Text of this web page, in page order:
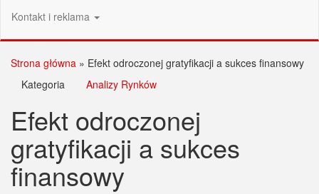
Kontakt i reklama
Strona główna » Efekt odroczonej gratyfikacji a sukces finansowy
Kategoria
Analizy Rynków
Efekt odroczonej
gratyfikacji a sukces
finansowy